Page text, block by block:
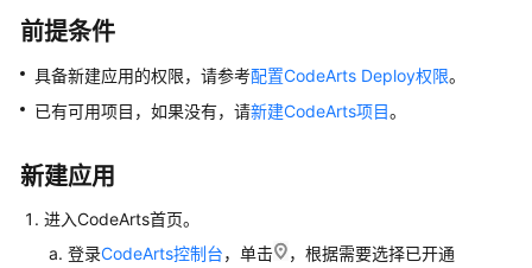
产
介
绍
快
速
入
前提条件
具备新建应用的权限，请参考配置CodeArts Deploy权限。
已有可用项目，如果没有，请新建CodeArts项目。
新建应用
进入CodeArts首页。
登录CodeArts控制台，单击
，根据需要选择已开通